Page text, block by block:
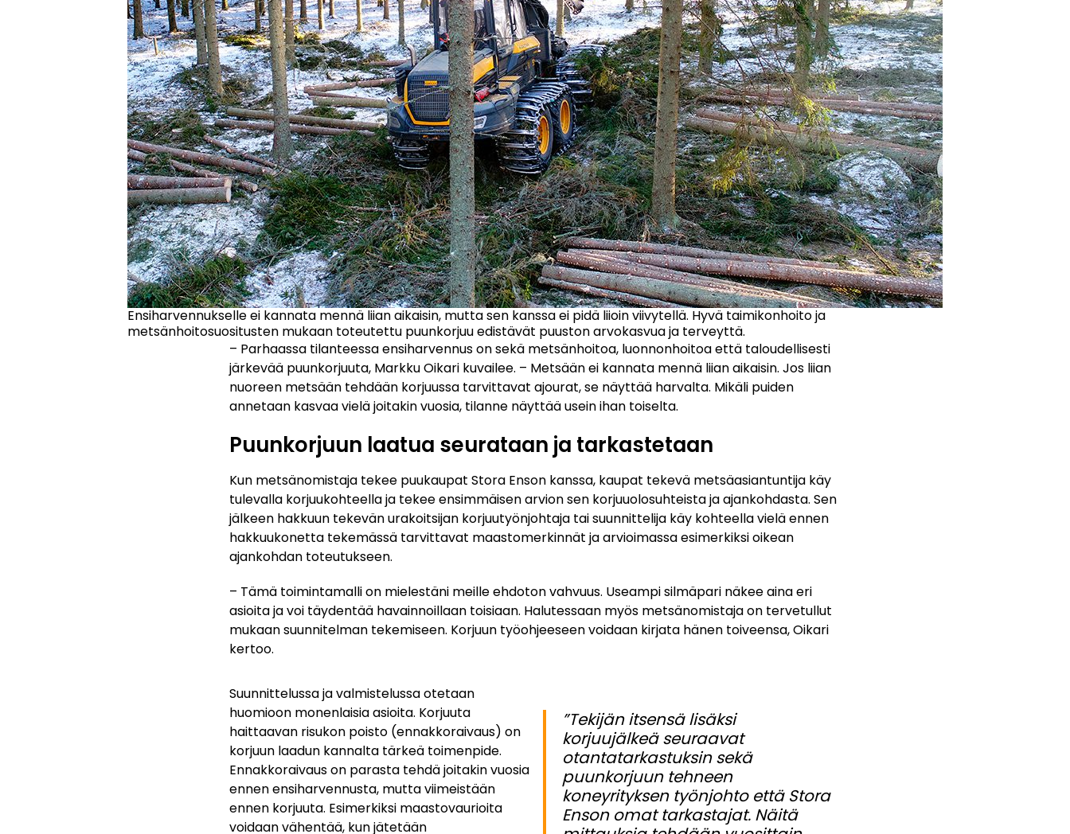
Ensiharvennukselle ei kannata mennä liian aikaisin, mutta sen kanssa ei pidä liioin viivytellä. Hyvä taimikonhoito ja
metsänhoitosuositusten mukaan toteutettu puunkorjuu edistävät puuston arvokasvua ja terveyttä.
– Parhaassa tilanteessa ensiharvennus on sekä metsänhoitoa, luonnonhoitoa että taloudellisesti
järkevää puunkorjuuta, Markku Oikari kuvailee. – Metsään ei kannata mennä liian aikaisin. Jos liian
nuoreen metsään tehdään korjuussa tarvittavat ajourat, se näyttää harvalta. Mikäli puiden
annetaan kasvaa vielä joitakin vuosia, tilanne näyttää usein ihan toiselta.
Puunkorjuun laatua seurataan ja tarkastetaan
Kun metsänomistaja tekee puukaupat Stora Enson kanssa, kaupat tekevä metsäasiantuntija käy
tulevalla korjuukohteella ja tekee ensimmäisen arvion sen korjuuolosuhteista ja ajankohdasta. Sen
jälkeen hakkuun tekevän urakoitsijan korjuutyönjohtaja tai suunnittelija käy kohteella vielä ennen
hakkuukonetta tekemässä tarvittavat maastomerkinnät ja arvioimassa esimerkiksi oikean
ajankohdan toteutukseen.
– Tämä toimintamalli on mielestäni meille ehdoton vahvuus. Useampi silmäpari näkee aina eri
asioita ja voi täydentää havainnoillaan toisiaan. Halutessaan myös metsänomistaja on tervetullut
mukaan suunnitelman tekemiseen. Korjuun työohjeeseen voidaan kirjata hänen toiveensa, Oikari
kertoo.
Suunnittelussa ja valmistelussa otetaan
huomioon monenlaisia asioita. Korjuuta
haittaavan risukon poisto (ennakkoraivaus) on
korjuun laadun kannalta tärkeä toimenpide.
Ennakkoraivaus on parasta tehdä joitakin vuosia
ennen ensiharvennusta, mutta viimeistään
ennen korjuuta. Esimerkiksi maastovaurioita
voidaan vähentää, kun jätetään
”Tekijän itsensä lisäksi
korjuujälkeä seuraavat
otantatarkastuksin sekä
puunkorjuun tehneen
koneyrityksen työnjohto että Stora
Enson omat tarkastajat. Näitä